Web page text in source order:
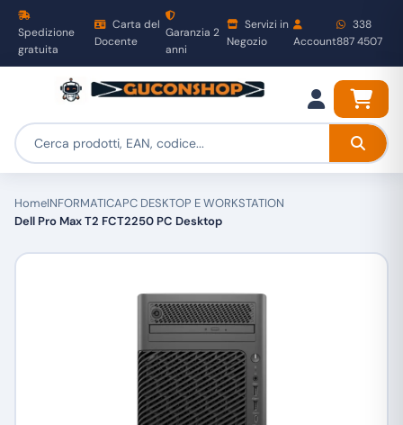
Spedizione
gratuita
Carta del
Docente
Garanzia 2
anni
Servizi in
Negozio
Account
338
887 4507
HomeINFORMATICAPC DESKTOP E WORKSTATION
Dell Pro Max T2 FCT2250 PC Desktop